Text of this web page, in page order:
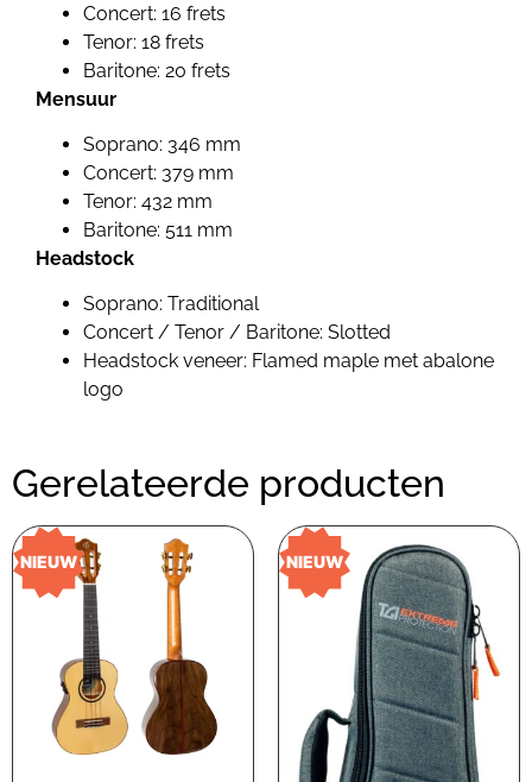
Concert: 16 frets
Tenor: 18 frets
Baritone: 20 frets
Mensuur
Soprano: 346 mm
Concert: 379 mm
Tenor: 432 mm
Baritone: 511 mm
Headstock
Soprano: Traditional
Concert / Tenor / Baritone: Slotted
Headstock veneer: Flamed maple met abalone
logo
Gerelateerde producten
NIEUW NIEUW